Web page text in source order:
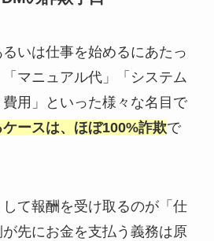
いは仕事を始めるにあたっ
マニュアル代」「システム
用」といった様々な名目で
ースは、ほぼ100%詐欺で
て報酬を受け取るのが「仕
先にお金を支払う義務は原